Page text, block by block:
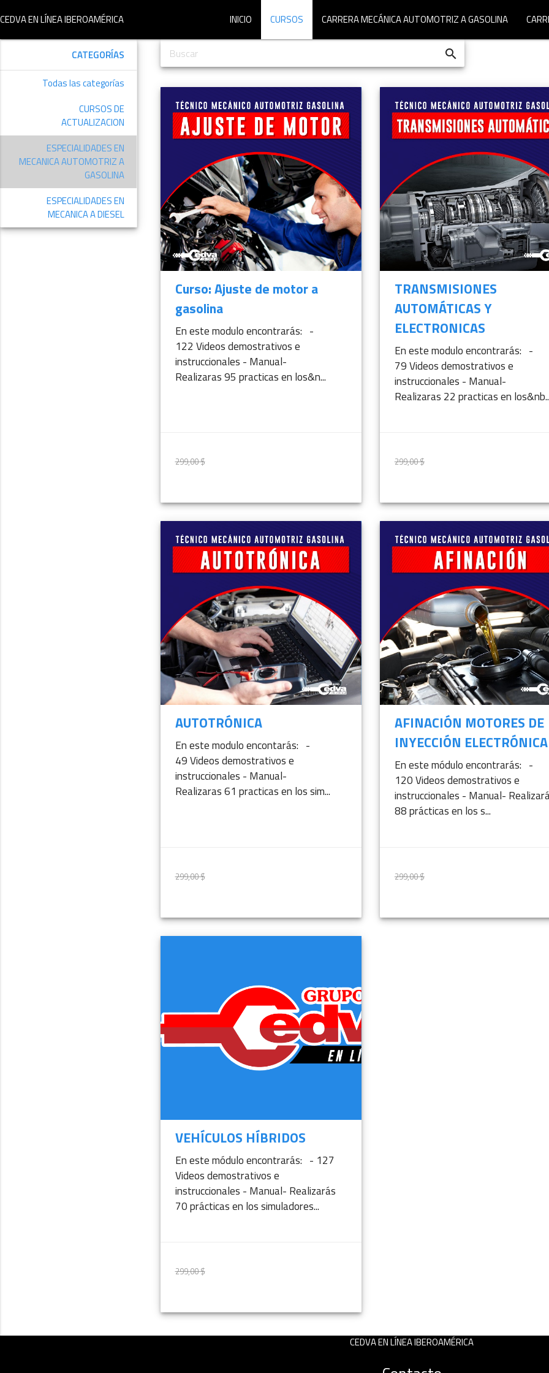
CEDVA EN LÍNEA IBEROAMÉRICA INICIO CURSOS CARRERA MECÁNICA AUTOMOTRIZ A GASOLINA
CATEGORÍAS
Todas las categorías
CURSOS DE
ACTUALIZACION
ESPECIALIDADES EN
MECANICA AUTOMOTRIZ A
GASOLINA
ESPECIALIDADES EN
MECANICA A DIESEL
search
Curso: Ajuste de motor a
gasolina
En este modulo encontrarás: -
122 Videos demostrativos e
instruccionales - Manual-
Realizaras 95 practicas en los&n...
299,00 $
TRANSMISIONES
AUTOMÁTICAS Y
ELECTRONICAS
En este modulo encontrarás: -
79 Videos demostrativos e
instruccionales - Manual-
Realizaras 22 practicas en
299,00 $
AUTOTRÓNICA
En este modulo encontarás: -
49 Videos demostrativos e
instruccionales - Manual-
Realizaras 61 practicas en los sim...
299,00 $
AFINACIÓN MOTORES DE
INYECCIÓN ELECTRÓNICA
En este módulo encontrarás: -
120 Videos demostrativos e
instruccionales - Manual-
88 prácticas en los s...
299,00 $
VEHÍCULOS HÍBRIDOS
En este módulo encontrarás: - 127
Videos demostrativos e
instruccionales - Manual- Realizarás
70 prácticas en los simuladores...
299,00 $
CEDVA EN LÍNEA IBEROAMÉRICA